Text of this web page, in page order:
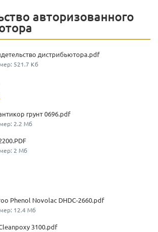
авторизованного
дистрибьютора.pdf
521.7 Кб
грунт 0696.pdf
2.2 Мб
2 Мб
Phenol Novolac DHDC-2660.pdf
12.4 Мб
3100.pdf